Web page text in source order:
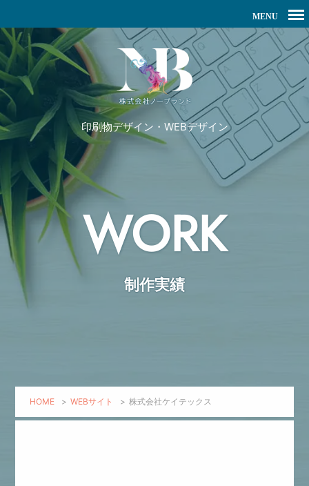
印刷物デザイン・WEBデザイン
WORK
制作実績
HOME > WEBサイト > 株式会社ケイテックス